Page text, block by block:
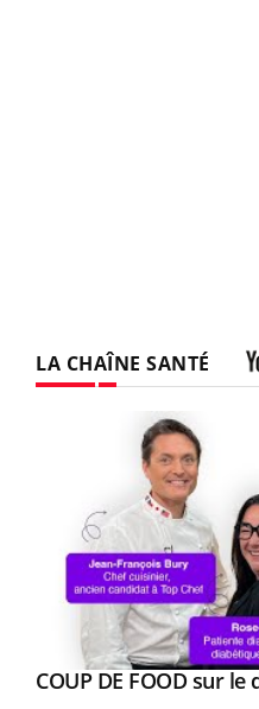
LA CHAÎNE SANTÉ
Youtube
COUP DE FOOD sur le